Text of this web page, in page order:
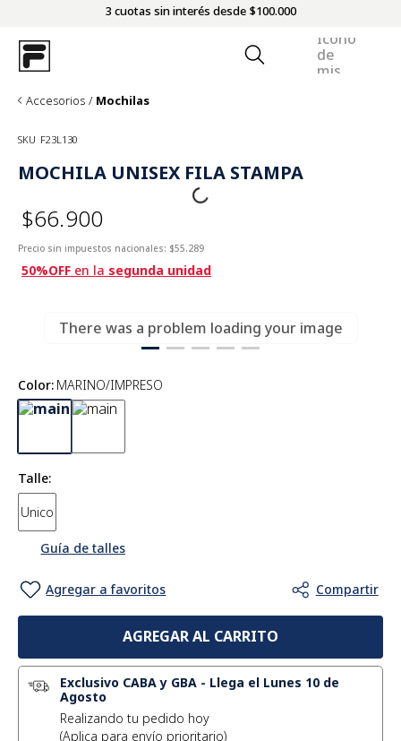
3 cuotas sin interés desde $100.000
Accesorios Mochilas
SKU F23L130
MOCHILA UNISEX FILA STAMPA
$66.900
Precio sin impuestos nacionales: $55.289
50%OFF en la segunda unidad
There was a problem loading your image
Color: MARINO/IMPRESO
Talle
Unico
Guía de talles
AGREGAR AL CARRITO
Exclusivo CABA y GBA - Llega el Lunes 10 de
Agosto
Realizando tu pedido hoy